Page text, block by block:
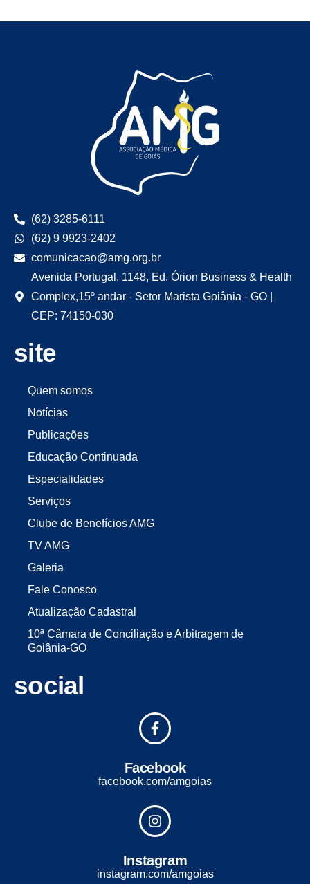
(62) 3285-6111
(62) 9 9923-2402
comunicacao@amg.org.br
Avenida Portugal, 1148, Ed. Órion Business & Health
Complex,15º andar - Setor Marista Goiânia - GO |
CEP: 74150-030
site
Quem somos
Notícias
Publicações
Educação Continuada
Especialidades
Serviços
Clube de Benefícios AMG
TV AMG
Galeria
Fale Conosco
Atualização Cadastral
10ª Câmara de Conciliação e Arbitragem de
Goiânia-GO
social
Facebook
facebook.com/amgoias
Instagram
instagram.com/amgoias